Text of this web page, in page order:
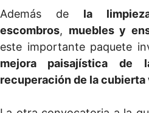
Además de la
escombros, muebles y
este importante paquete
mejora paisajística
de
recuperación de la cubierta